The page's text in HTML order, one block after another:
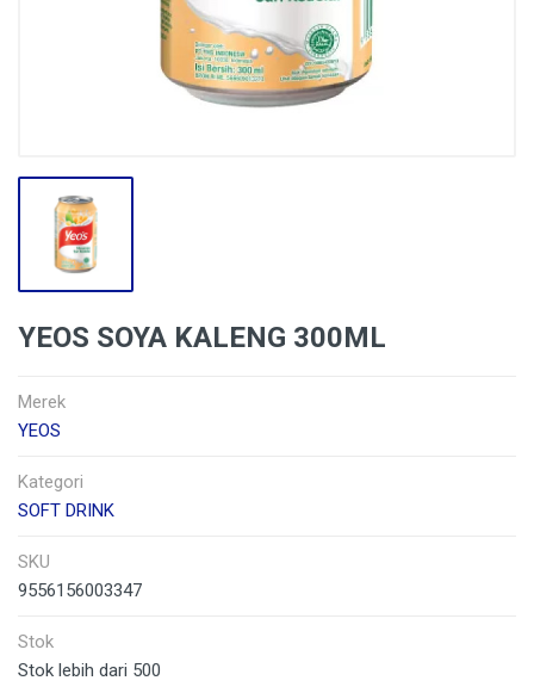
YEOS SOYA KALENG 300ML
Merek
YEOS
Kategori
SOFT DRINK
SKU
9556156003347
Stok
Stok lebih dari 500